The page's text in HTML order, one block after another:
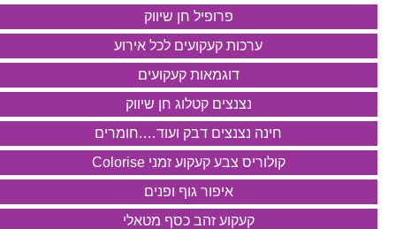
פרופיל חן שיווק
ערכות קעקועים לכל אירוע
דוגמאות קעקועים
נצנצים קטלוג חן שיווק
חינה נצנצים דבק ועוד….חומרים
קולוריס צבע קעקוע זמני Colorise
איפור גוף ופנים
קעקוע זהב כסף מטאלי